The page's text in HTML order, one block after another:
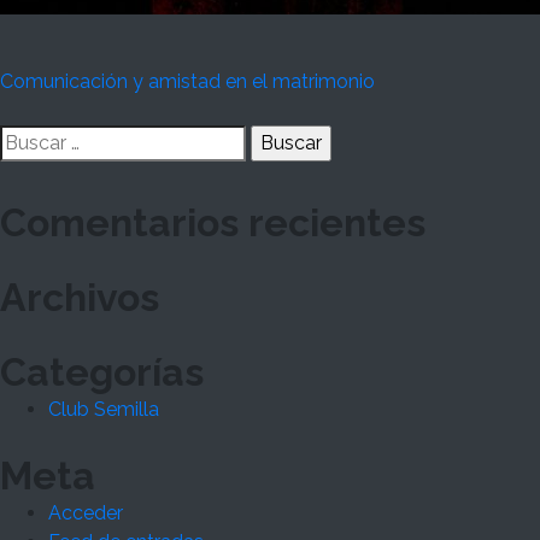
Navegación
de
Comunicación y amistad en el matrimonio
Buscar:
Comentarios recientes
Archivos
Categorías
Club Semilla
Meta
Acceder